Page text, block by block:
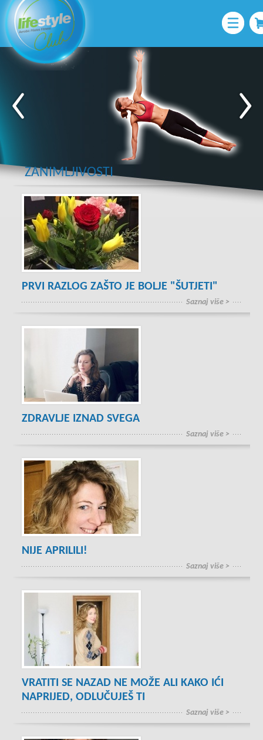
ZANIMLJIVOSTI
PRVI RAZLOG ZAŠTO JE BOLJE "ŠUTJETI"
Saznaj više >
ZDRAVLJE IZNAD SVEGA
Saznaj više >
NIJE APRILILI!
Saznaj više >
VRATITI SE NAZAD NE MOŽE ALI KAKO IĆI
NAPRIJED, ODLUČUJEŠ TI
Saznaj više >